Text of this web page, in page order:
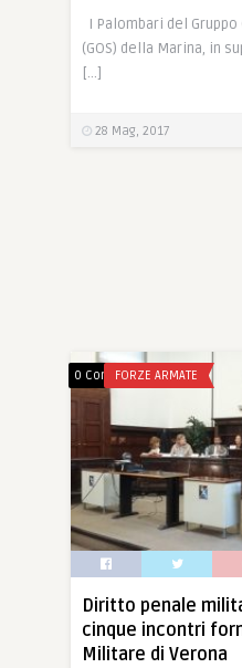
I Palombari del
(GOS) della Marina, in
[…]
28 Mag, 2017
0 CommentsFORZE ARMATE
Diritto penale
cinque incontri
Militare di Verona